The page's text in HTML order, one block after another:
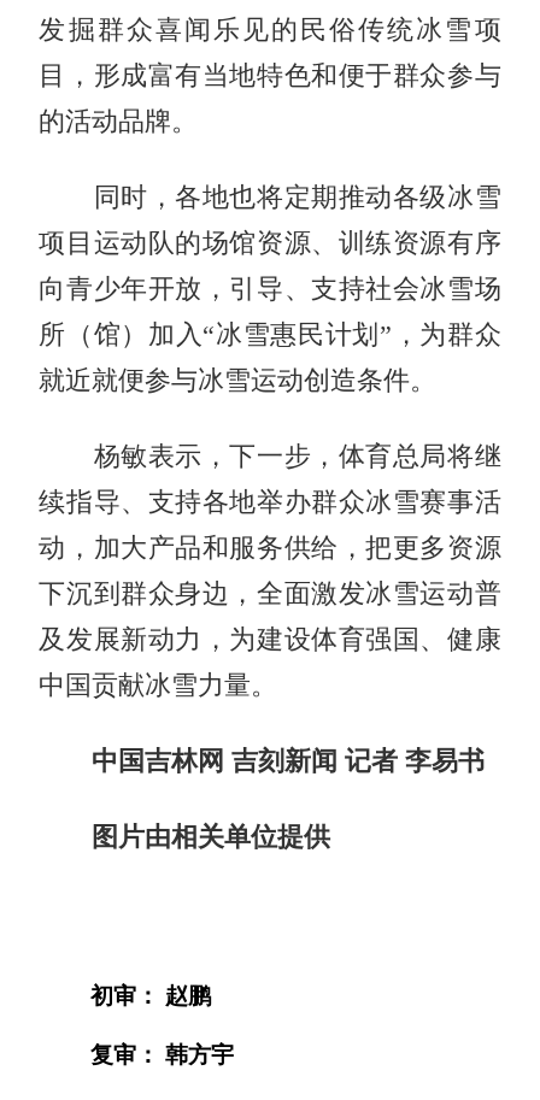
发掘群众喜闻乐见的民俗传统冰雪项
目，形成富有当地特色和便于群众参与
的活动品牌。
同时，各地也将定期推动各级冰雪
项目运动队的场馆资源、训练资源有序
向青少年开放，引导、支持社会冰雪场
所（馆）加入“冰雪惠民计划”，为群众
就近就便参与冰雪运动创造条件。
杨敏表示，下一步，体育总局将继
续指导、支持各地举办群众冰雪赛事活
动，加大产品和服务供给，把更多资源
下沉到群众身边，全面激发冰雪运动普
及发展新动力，为建设体育强国、健康
中国贡献冰雪力量。
中国吉林网 吉刻新闻 记者 李易书
图片由相关单位提供
初审： 赵鹏
复审： 韩方宇